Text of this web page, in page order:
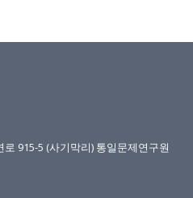
915-5 (사기막리) 통일문제연구원